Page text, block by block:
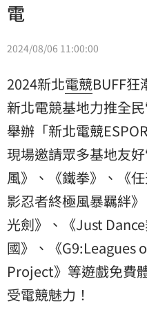
電
2024/08/06 11:00:00
2024新北電競BUFF狂
新北電競基地力推全
舉辦「新北電競
現場邀請眾多基地友
風》、《鐵拳》、《
影忍者終極風暴羈絆
光劍》、《Just
國》、《G9:Leagues
Project》等遊戲免費
受電競魅力！